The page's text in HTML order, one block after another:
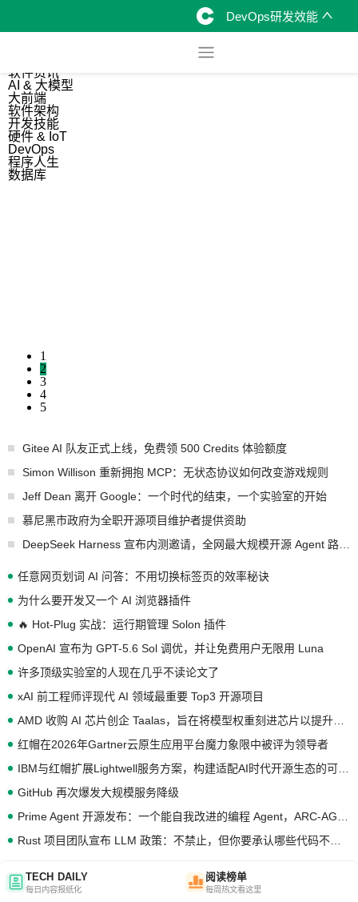
DevOps研发效能
软件资讯
AI & 大模型
大前端
软件架构
开发技能
硬件 & IoT
DevOps
程序人生
数据库
1
2
3
4
5
Gitee AI 队友正式上线，免费领 500 Credits 体验额度
Simon Willison 重新拥抱 MCP：无状态协议如何改变游戏规则
Jeff Dean 离开 Google：一个时代的结束，一个实验室的开始
慕尼黑市政府为全职开源项目维护者提供资助
任意网页划词 AI 问答：不用切换标签页的效率秘诀
为什么要开发又一个 AI 浏览器插件
🔥 Hot-Plug 实战：运行期管理 Solon 插件
OpenAI 宣布为 GPT-5.6 Sol 调优，并让免费用户无限用 Luna
许多顶级实验室的人现在几乎不读论文了
xAI 前工程师评现代 AI 领域最重要 Top3 开源项目
红帽在2026年Gartner云原生应用平台魔力象限中被评为领导者
GitHub 再次爆发大规模服务降级
TECH DAILY
每日内容报纸化
阅读榜单
每周热文看这里